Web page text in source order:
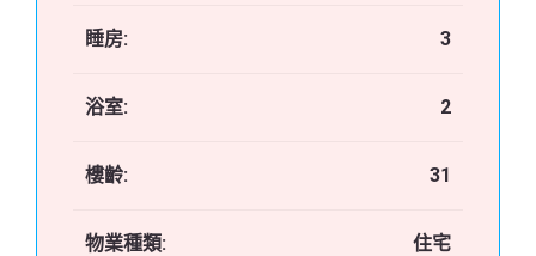
睡房: 3
浴室: 2
樓齡: 31
物業種類: 住宅